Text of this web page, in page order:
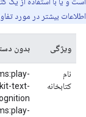
اطلاعات بیشتر در مورد
ویژگی بدون
نام
کتابخانه
text-